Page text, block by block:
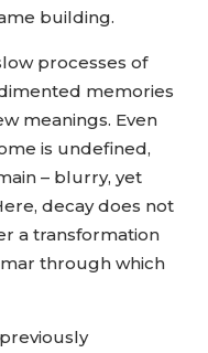
building.
processes of
memories
meanings. Even
is undefined,
– blurry, yet
decay does not
a transformation
through which